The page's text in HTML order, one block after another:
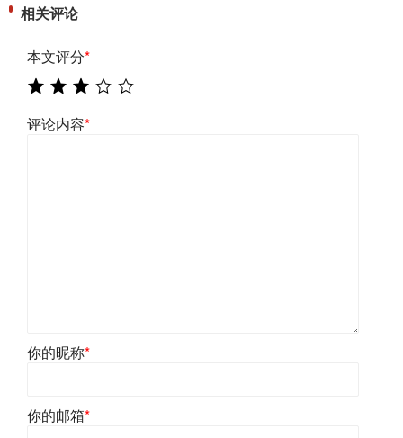
相关评论
本文评分*
评论内容*
你的昵称*
你的邮箱*